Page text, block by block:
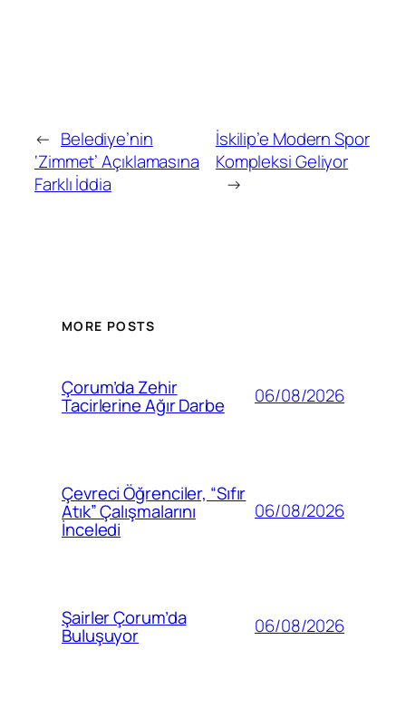
← Belediye’nin
‘Zimmet’ Açıklamasına
Farklı İddia
İskilip’e Modern Spor
Kompleksi Geliyor
→
MORE POSTS
Çorum’da Zehir
Tacirlerine Ağır Darbe 06/08/2026
Çevreci Öğrenciler, “Sıfır
Atık” Çalışmalarını
İnceledi
06/08/2026
Şairler Çorum’da
Buluşuyor 06/08/2026